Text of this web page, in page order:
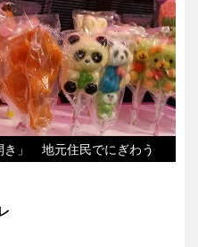
き」 地元住民でにぎわう